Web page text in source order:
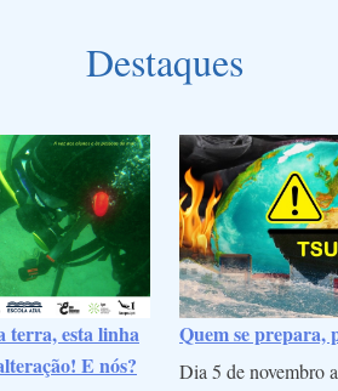
Destaques
terra, esta linha
E nós?
Quem se prepara,
Dia 5 de novembro